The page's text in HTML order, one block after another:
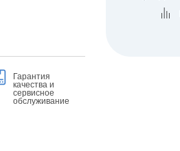
Гарантия
качества и
сервисное
обслуживание